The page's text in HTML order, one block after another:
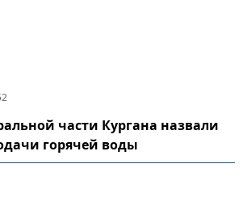
части Кургана назвали
горячей воды